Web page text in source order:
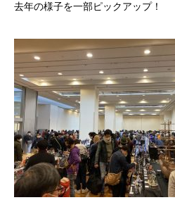
去年の様子を一部ピックアップ！